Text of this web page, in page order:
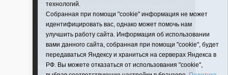
некоммерческая организация "Информационно-
издательский центр "Красная звезда"" (627570,
Тюменская обл., Викуловский р-н, с. Викулово, ул.
Ленина, д. 5).
Главный редактор Антюхова Светлана
Владимировна. Адрес электронной почты:
krasnay_zvezda@obl72.ruТелефон: 2-42-32; 2-41-
технологий.
Собранная при помощи "cookie" информация не может
идентифицировать вас, однако может помочь нам
улучшить работу сайта. Информация об использовании
вами данного сайта, собранная при помощи "cookie", будет
передаваться Яндексу и храниться на серверах Яндекса в
РФ. Вы можете отказаться от использования "cookie",